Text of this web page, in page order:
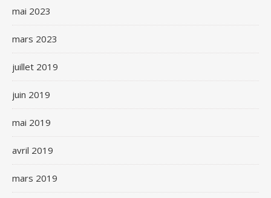
mai 2023
mars 2023
juillet 2019
juin 2019
mai 2019
avril 2019
mars 2019